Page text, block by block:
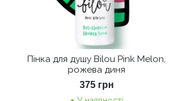
Пінка для душу Bilou Pink Melon,
рожева диня
375 грн